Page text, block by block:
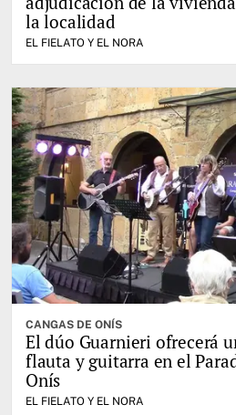
la localidad
EL FIELATO Y EL NORA
CANGAS DE ONÍS
El dúo Guarnieri ofrecerá
flauta y guitarra en el
Onís
EL FIELATO Y EL NORA